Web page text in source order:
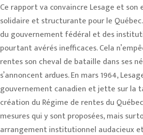
Ce rapport va convaincre Lesage et
solidaire et structurante pour le
du gouvernement fédéral et des
pourtant avérés inefficaces. Cela
rentes son cheval de bataille dans ses
s’annoncent ardues. En mars 1964,
gouvernement canadien et jette sur la
création du Régime de rentes du
mesures qui y sont proposées, mais
arrangement institutionnel audacieux